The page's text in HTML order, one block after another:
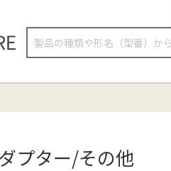
検
プター/その他